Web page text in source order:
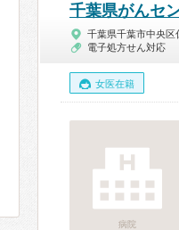
千葉県がんセ
千葉県千葉市中央区
電子処方せん対応
女医在籍
病院